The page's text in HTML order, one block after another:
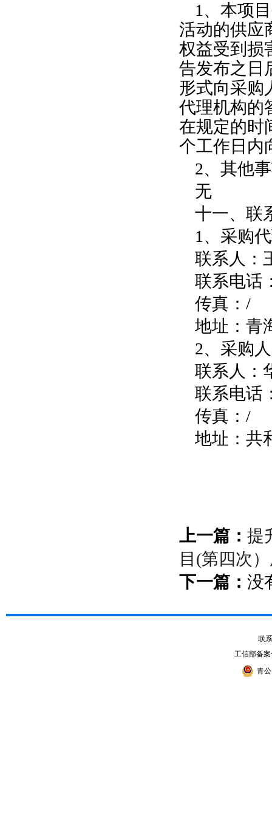
1、本项
活动的供应
权益受到损
告发布之日
形式向采购
代理机构的
在规定的时
个工作日内
2、其他
无
十一、联
1、采购
联系人：
联系电话
传真：/
地址：青
2、采购
联系人：
联系电话
传真：/
地址：共
上一篇： 提
目(第四次
下一篇： 没
联
工信部备
青公